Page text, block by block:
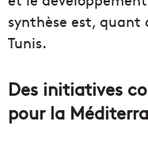
synthèse est, quant
Tunis.
Des initiatives
pour la